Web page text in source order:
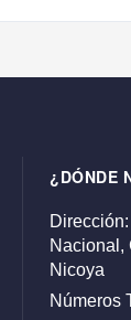
¿DÓNDE
Dirección:
Nacional,
Nicoya
Números